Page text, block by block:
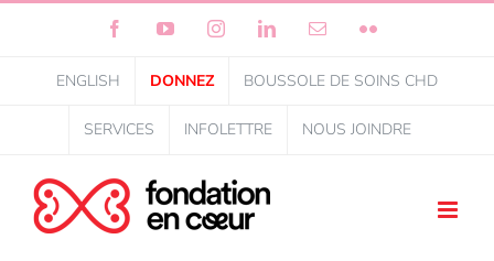
FacebookYouTubeInstagramLinkedInCourrielFlickr
ENGLISH DONNEZ BOUSSOLE DE SOINS CHD
SERVICES INFOLETTRE NOUS JOINDRE